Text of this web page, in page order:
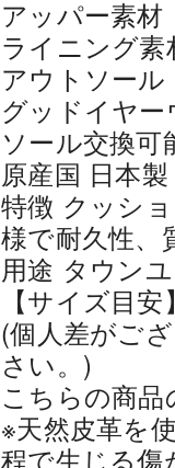
アッパー素
ライニング
アウトソール
グッドイヤ
ソール交換可
原産国 日本製
特徴 クッシ
様で耐久性、
用途 タウン
【サイズ目安
(個人差がご
さい。)
こちらの商品
※天然皮革を
程で生じる傷